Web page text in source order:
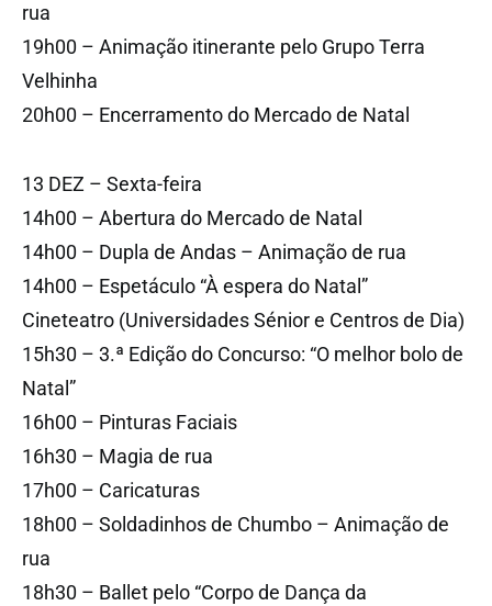
rua
19h00 – Animação itinerante pelo Grupo Terra
Velhinha
20h00 – Encerramento do Mercado de Natal
13 DEZ – Sexta-feira
14h00 – Abertura do Mercado de Natal
14h00 – Dupla de Andas – Animação de rua
14h00 – Espetáculo “À espera do Natal”
Cineteatro (Universidades Sénior e Centros de Dia)
15h30 – 3.ª Edição do Concurso: “O melhor bolo de
Natal”
16h00 – Pinturas Faciais
16h30 – Magia de rua
17h00 – Caricaturas
18h00 – Soldadinhos de Chumbo – Animação de
rua
18h30 – Ballet pelo “Corpo de Dança da